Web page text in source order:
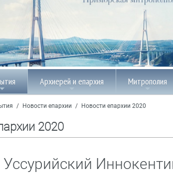
Архиерей и епархия Митрополия
/ Новости епархии / Новости епархии 2020
2020